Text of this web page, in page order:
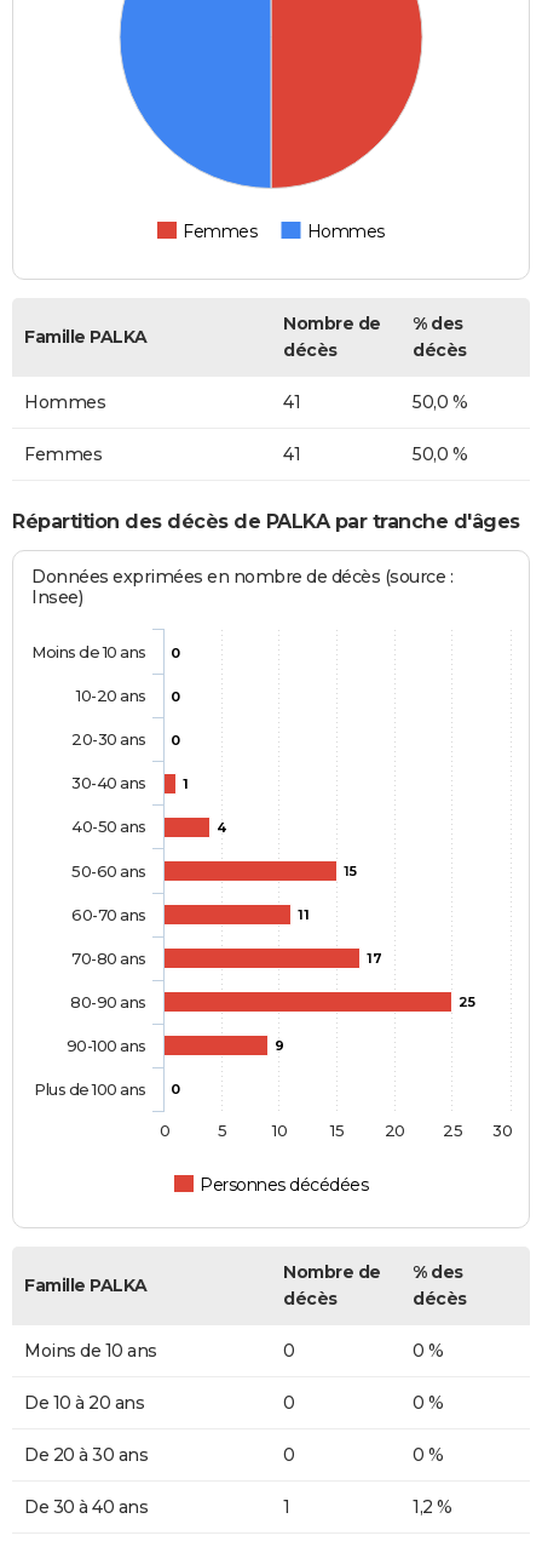
Femmes Hommes
Famille PALKA
Nombre de
décès
% des
décès
Hommes 41 50,0 %
Femmes 41 50,0 %
Répartition des décès de PALKA par tranche d'âges
Données exprimées en nombre de décès (source :
Insee)
0
0
0
1
4
15
11
17
25
9
0
Personnes décédées
Moins de 10 ans
10-20 ans
20-30 ans
30-40 ans
40-50 ans
50-60 ans
60-70 ans
70-80 ans
80-90 ans
90-100 ans
Plus de 100 ans
0 5 10 15 20 25 30
Famille PALKA
Nombre de
décès
% des
décès
Moins de 10 ans 0 0 %
De 10 à 20 ans 0 0 %
De 20 à 30 ans 0 0 %
De 30 à 40 ans 1 1,2 %